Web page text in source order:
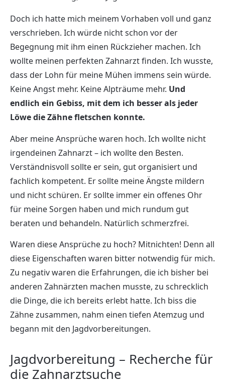
Doch ich hatte mich meinem Vorhaben voll und ganz
verschrieben. Ich würde nicht schon vor der
Begegnung mit ihm einen Rückzieher machen. Ich
wollte meinen perfekten Zahnarzt finden. Ich wusste,
dass der Lohn für meine Mühen immens sein würde.
Keine Angst mehr. Keine Alpträume mehr. Und
endlich ein Gebiss, mit dem ich besser als jeder
Löwe die Zähne fletschen konnte.
Aber meine Ansprüche waren hoch. Ich wollte nicht
irgendeinen Zahnarzt – ich wollte den Besten.
Verständnisvoll sollte er sein, gut organisiert und
fachlich kompetent. Er sollte meine Ängste mildern
und nicht schüren. Er sollte immer ein offenes Ohr
für meine Sorgen haben und mich rundum gut
beraten und behandeln. Natürlich schmerzfrei.
Waren diese Ansprüche zu hoch? Mitnichten! Denn all
diese Eigenschaften waren bitter notwendig für mich.
Zu negativ waren die Erfahrungen, die ich bisher bei
anderen Zahnärzten machen musste, zu schrecklich
die Dinge, die ich bereits erlebt hatte. Ich biss die
Zähne zusammen, nahm einen tiefen Atemzug und
begann mit den Jagdvorbereitungen.
Jagdvorbereitung – Recherche für
die Zahnarztsuche